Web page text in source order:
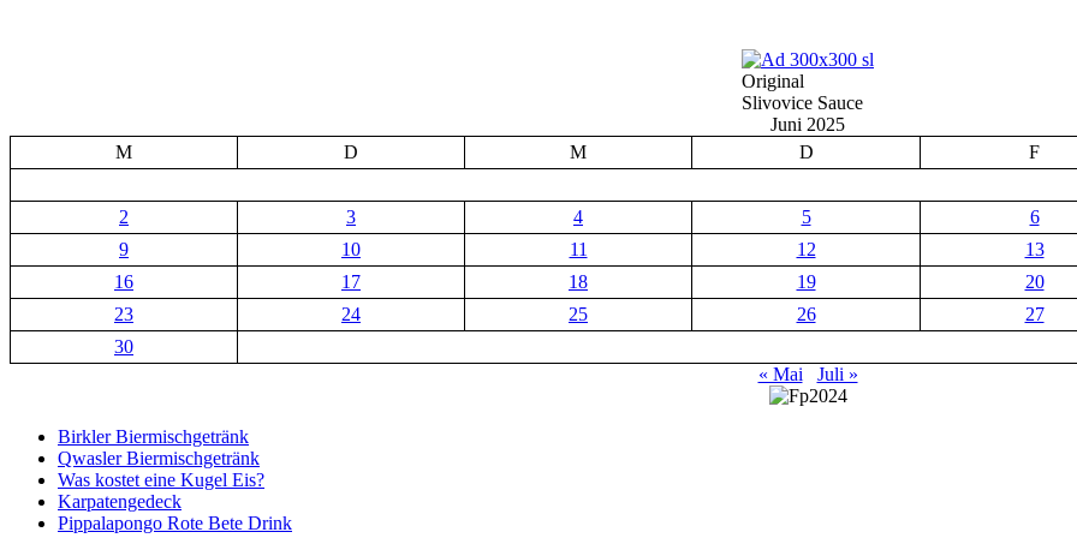
Original
Slivovice Sauce
Juni 2025
M
D M D F
2
3 4 5 6
9
10 11 12 13
16
17 18 19 20
23
24 25 26 27
30
« Mai
Juli »
Birkler Biermischgetränk
Qwasler Biermischgetränk
Was kostet eine Kugel Eis?
Karpatengedeck
Pippalapongo Rote Bete Drink